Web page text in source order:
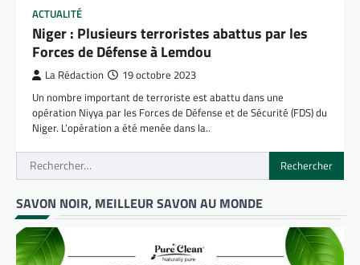
ACTUALITÉ
Niger : Plusieurs terroristes abattus par les
Forces de Défense à Lemdou
La Rédaction 19 octobre 2023
Un nombre important de terroriste est abattu dans une
opération Niyya par les Forces de Défense et de Sécurité (FDS) du
Niger. L’opération a été menée dans la..
Rechercher :
SAVON NOIR, MEILLEUR SAVON AU MONDE